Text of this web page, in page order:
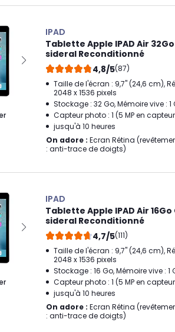
IPAD
Tablette Apple IPAD Air
sideral Reconditionné
4,8/5(87)
Taille de l'écran : 9,7" (24,6 cm),
2048 x 1536 pixels
Stockage : 32 Go, Mémoire vive : 1
Capteur photo : 1 (5 MP en
jusqu'à 10 heures
On adore : Ecran Rétina
: anti-trace de doigts)
IPAD
Tablette Apple IPAD Air 16Go
sideral Reconditionné
4,7/5(111)
Taille de l'écran : 9,7" (24,6 cm),
2048 x 1536 pixels
Stockage : 16 Go, Mémoire vive : 1
Capteur photo : 1 (5 MP en
jusqu'à 10 heures
On adore : Ecran Rétina
: anti-trace de doigts)